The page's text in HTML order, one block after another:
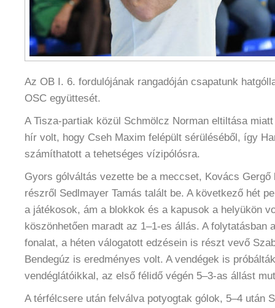
Az OB I. 6. fordulójának rangadóján csapatunk
OSC együttesét.
A Tisza-partiak közül Schmölcz Norman eltiltása
hír volt, hogy Cseh Maxim felépült sérüléséből, így
számíthatott a tehetséges vízipólósra.
Gyors gólváltás vezette be a meccset, Kovács Gergő
részről Sedlmayer Tamás talált be. A következő hét
a játékosok, ám a blokkok és a kapusok a helyükön
köszönhetően maradt az 1–1-es állás. A folytatásban
fonalat, a héten válogatott edzésein is részt vevő
Bendegúz is eredményes volt. A vendégek is
vendéglátóikkal, az első félidő végén 5–3-as állást
A térfélcsere után felválva potyogtak gólok, 5–4 után